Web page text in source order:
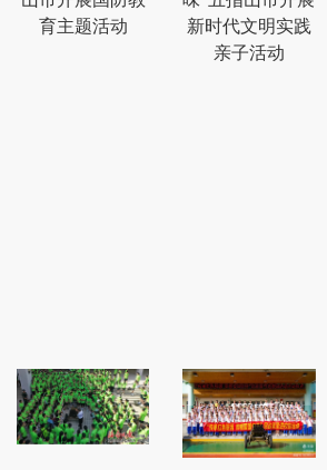
育主题活动
新时代文明实践
亲子活动